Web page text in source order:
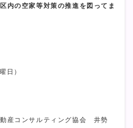
内の空家等対策の推進を図ってま
日）
動産コンサルティング協会 井勢